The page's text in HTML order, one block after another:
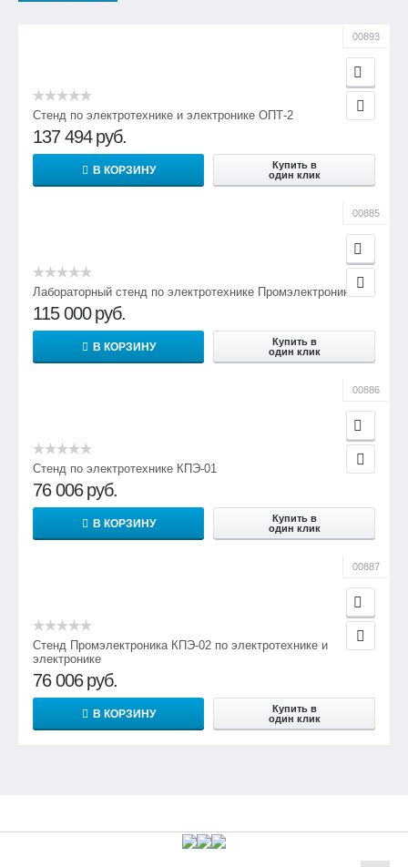
00893
Стенд по электротехнике и электронике ОПТ-2
137 494 руб.
В КОРЗИНУ
Купить в
один клик
00885
Лабораторный стенд по электротехнике Промэлектроника
115 000 руб.
В КОРЗИНУ
Купить в
один клик
00886
Стенд по электротехнике КПЭ-01
76 006 руб.
В КОРЗИНУ
Купить в
один клик
00887
Стенд Промэлектроника КПЭ-02 по электротехнике и
электронике
76 006 руб.
В КОРЗИНУ
Купить в
один клик